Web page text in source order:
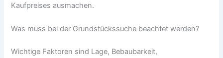
Kaufpreises ausmachen.
Was muss bei der Grundstückssuche beachtet werden?
Wichtige Faktoren sind Lage, Bebaubarkeit,